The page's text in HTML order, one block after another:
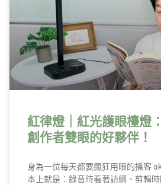
紅律燈｜紅光護眼檯燈
創作者雙眼的好夥伴！
身為一位每天都要瘋狂用眼的播客
本上就是：錄音時看著訪綱、剪輯